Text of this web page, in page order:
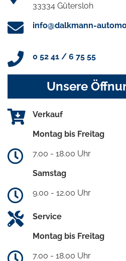
33334 Gütersloh
info@dalkmann-
0 52 41 / 6 75 55
Unsere
Verkauf
Montag bis Freitag
7.00 - 18.00 Uhr
Samstag
9.00 - 12.00 Uhr
Service
Montag bis Freitag
7.00 - 18.00 Uhr